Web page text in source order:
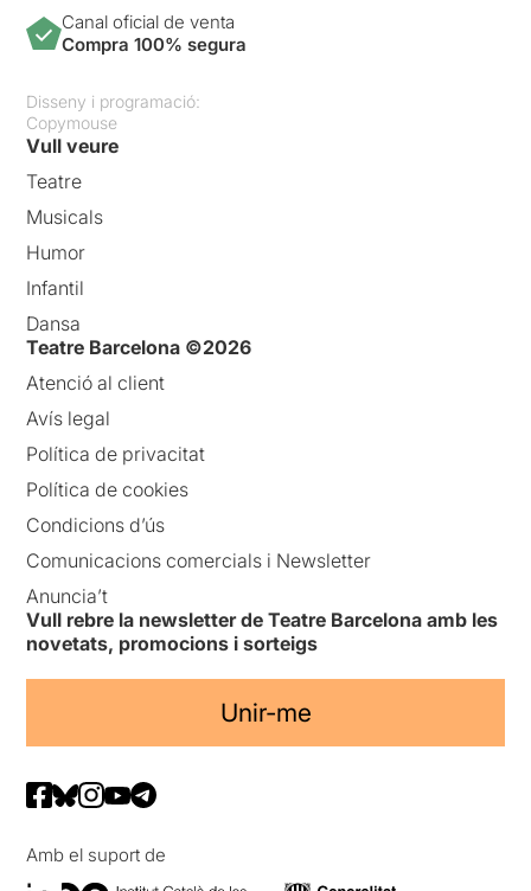
Canal oficial de venta
Compra 100% segura
Disseny i programació:
Copymouse
Vull veure
Teatre
Musicals
Humor
Infantil
Dansa
Teatre Barcelona ©2026
Atenció al client
Avís legal
Política de privacitat
Política de cookies
Condicions d’ús
Comunicacions comercials i Newsletter
Anuncia’t
Vull rebre la newsletter de Teatre Barcelona amb les
novetats, promocions i sorteigs
Unir-me
Amb el suport de